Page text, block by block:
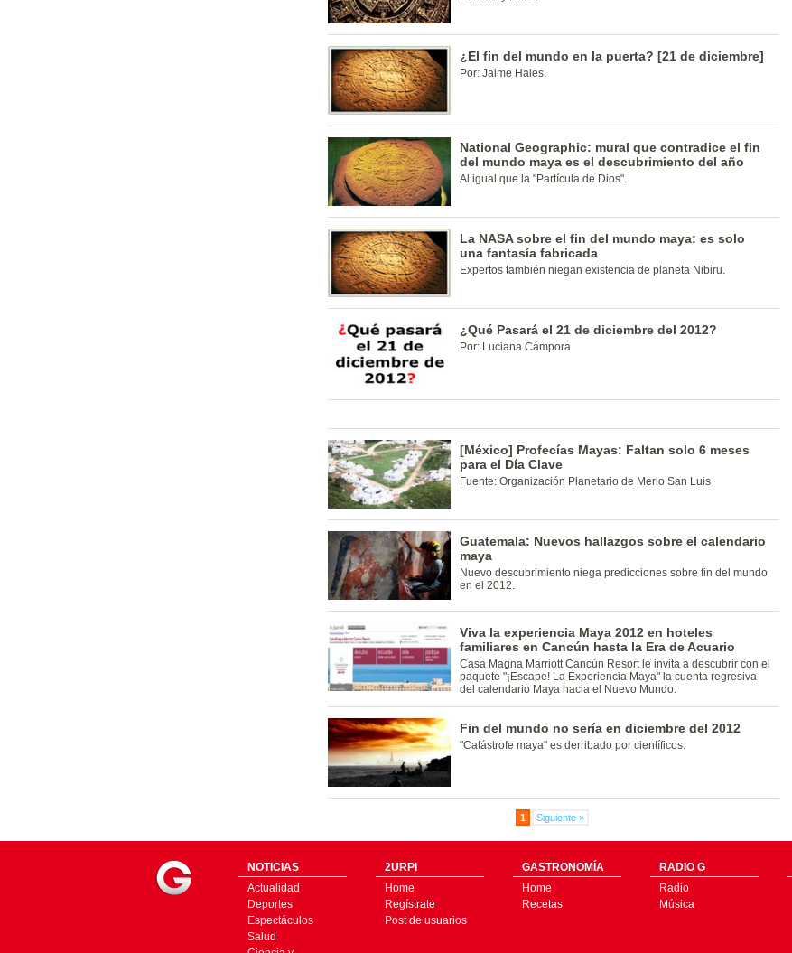
¿El fin del mundo en la puerta? [21 de diciembre]
Por: Jaime Hales.
National Geographic: mural que contradice el fin
del mundo maya es el descubrimiento del año
Al igual que la "Partícula de Dios".
La NASA sobre el fin del mundo maya: es solo
una fantasía fabricada
Expertos también niegan existencia de planeta Nibiru.
¿Qué Pasará el 21 de diciembre del 2012?
Por: Luciana Cámpora
[México] Profecías Mayas: Faltan solo 6 meses
para el Día Clave
Fuente: Organización Planetario de Merlo San Luis
Guatemala: Nuevos hallazgos sobre el calendario
maya
Nuevo descubrimiento niega predicciones sobre fin del mundo
en el 2012.
Viva la experiencia Maya 2012 en hoteles
familiares en Cancún hasta la Era de Acuario
Casa Magna Marriott Cancún Resort le invita a descubrir con el
paquete "¡Escape! La Experiencia Maya" la cuenta regresiva
del calendario Maya hacia el Nuevo Mundo.
Fin del mundo no sería en diciembre del 2012
"Catástrofe maya" es derribado por científicos.
1 Siguiente »
NOTICIAS
Actualidad
Deportes
Espectáculos
Salud
2URPI
Home
Regístrate
Post de usuarios
GASTRONOMÍA
Home
Recetas
RADIO G
Radio
Música